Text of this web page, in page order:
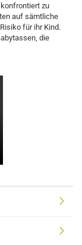
zu
auf sämtliche
für ihr Kind.
die